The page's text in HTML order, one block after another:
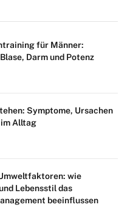
für Männer:
Darm und Potenz
Symptome, Ursachen
Alltag
wie
Lebensstil das
beeinflussen